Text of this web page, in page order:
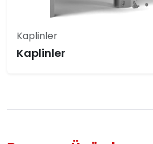
Kaplinler
Kaplinler